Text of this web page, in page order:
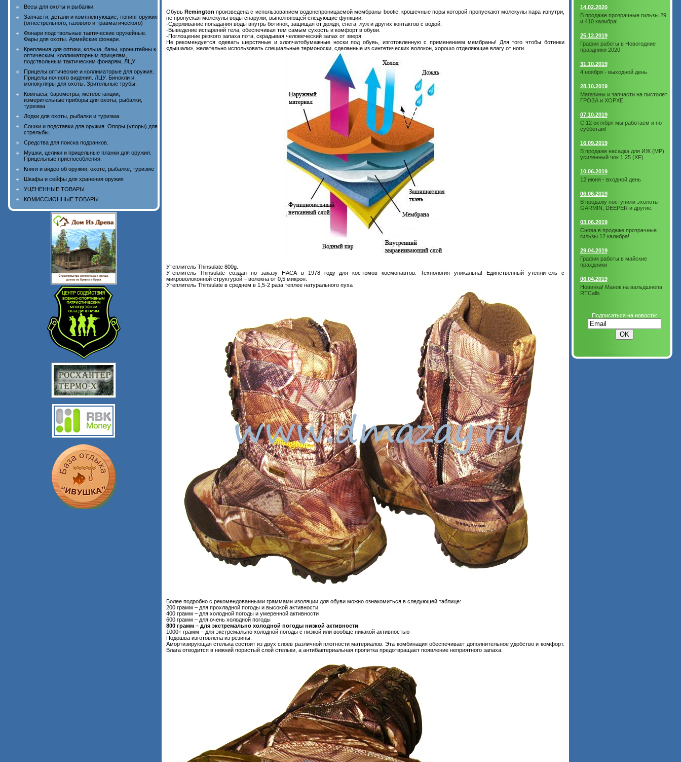
Весы для охоты и рыбалки.
Запчасти, детали и комплектующие, тюнинг оружия
(огнестрельного, газового и травматического)
Фонари подствольные тактические оружейные.
Фары для охоты. Армейские фонари.
Крепления для оптики, кольца, базы, кронштейны к
оптическим, коллиматорным прицелам,
подствольным тактическим фонарям, ЛЦУ
Прицелы оптические и коллиматорые для оружия.
Прицелы ночного видения. ЛЦУ. Бинокли и
монокуляры для охоты. Зрительные трубы.
Компасы, барометры, метеостанции,
измерительные приборы для охоты, рыбалки,
туризма
Лодки для охоты, рыбалки и туризма
Сошки и подставки для оружия. Опоры (упоры) для
стрельбы.
Средства для поиска подранков.
Мушки, целики и прицельные планки для оружия.
Прицельные приспособления.
Книги и видео об оружии, охоте, рыбалке, туризме
Шкафы и сейфы для хранения оружия
УЦЕНЕННЫЕ ТОВАРЫ
КОМИССИОННЫЕ ТОВАРЫ
Обувь Remingtonпроизведена с использованием водонепроницаемой мембраны bootie, крошечные поры которой пропускают молекулы пара изнутри,
не пропуская молекулы воды снаружи, выполняющей следующие функции:
-Сдерживание попадания воды внутрь ботинок, защищая от дождя, снега, луж и других контактов с водой.
-Выведение испарений тела, обеспечивая тем самым сухость и комфорт в обуви.
-Поглощение резкого запаха пота, скрадывая человеческий запах от зверя.
Не рекомендуется одевать шерстяные и хлопчатобумажные носки под обувь, изготовленную с применением мембраны! Для того чтобы ботинки
«дышали», желательно использовать специальные термоноски, сделанные из синтетических волокон, хорошо отделяющие влагу от ноги.
Утеплитель Thinsulate 800g.
Утеплитель Thinsulate создан по заказу НАСА в 1978 году для костюмов космонавтов. Технология уникальна! Единственный утеплитель с
микроволоконной структурой – волокна от 0,5 микрон.
Утеплитель Thinsulate в среднем в 1,5-2 раза теплее натурального пуха
Более подробно с рекомендованными граммами изоляции для обуви можно ознакомиться в следующей таблице:
200 грамм – для прохладной погоды и высокой активности
400 грамм – для холодной погоды и умеренной активности
600 грамм – для очень холодной погоды
800 грамм – для экстремально холодной погоды низкой активности
1000+ грамм – для экстремально холодной погоды с низкой или вообще никакой активностью
Подошва изготовлена из резины.
Амортизирующая стелька состоит из двух слоев различной плотности материалов. Эта комбинация обеспечивает дополнительное удобство и комфорт.
Влага отводится в нижний пористый слой стельки, а антибактериальная пропитка предотвращает появление неприятного запаха.
14.02.2020
В продаже прозрачные гильзы 29
и 410 калибра!
25.12.2019
График работы в Новогодние
праздники 2020
31.10.2019
4 ноября - выходной день
28.10.2019
Магазины и запчасти на пистолет
ГРОЗА и ХОРХЕ
07.10.2019
С 12 октября мы работаем и по
субботам!
16.09.2019
В продаже насадка для ИЖ (МР)
усиленный чок 1.25 (XF)
10.06.2019
12 июня - входной день
06.06.2019
В продажу поступили эхолоты
GARMIN, DEEPER и другие.
03.06.2019
Снова в продаже прозрачные
гильзы 12 калибра!
29.04.2019
График работы в майские
прахдники
06.04.2019
Новинка! Манок на вальдшнепа
RTCalls
Подписаться на новости: